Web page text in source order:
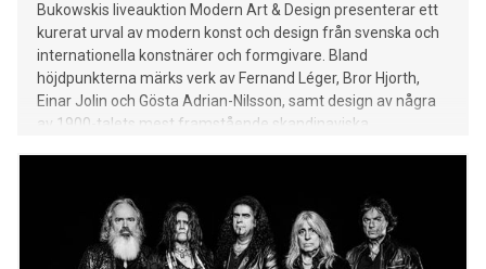
Bukowskis liveauktion Modern Art & Design presenterar ett
kurerat urval av modern konst och design från svenska och
internationella konstnärer och formgivare. Bland
höjdpunkterna märks verk av Fernand Léger, Bror Hjorth,
Einar Jolin och Gösta Adrian-Nilsson, samt design av några
av 1900-talets mest framstående skandinaviska